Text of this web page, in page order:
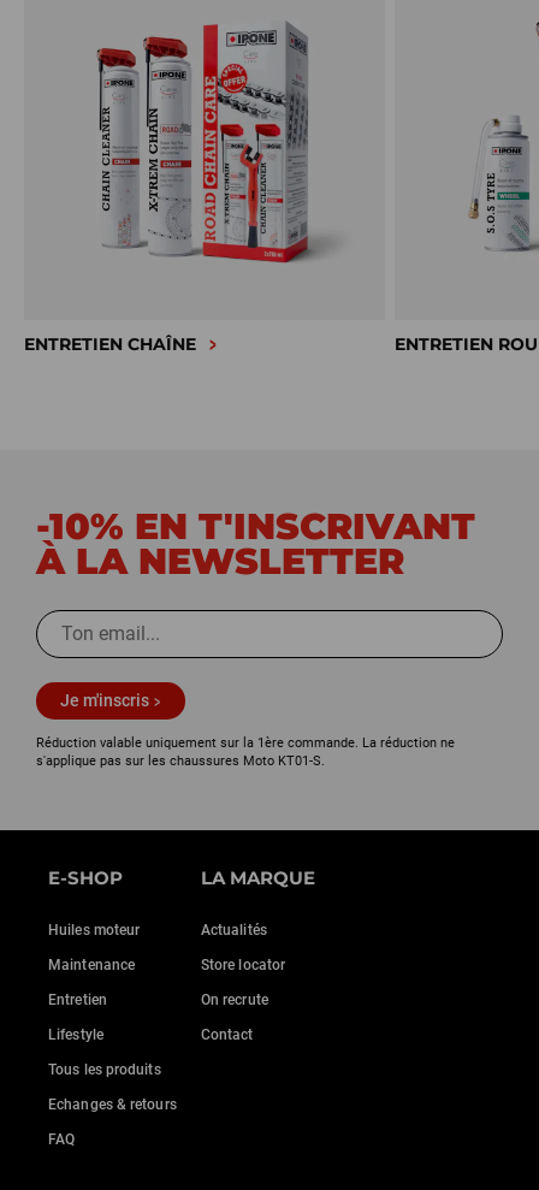
ENTRETIEN CHAÎNE ENTRETIEN
-10% EN T'INSCRIVANT
À LA NEWSLETTER
Je m'inscris
Réduction valable uniquement sur la 1ère commande. La réduction ne
s'applique pas sur les chaussures Moto KT01-S.
E-SHOP
Huiles moteur
Maintenance
Entretien
Lifestyle
Tous les produits
Echanges & retours
FAQ
LA MARQUE
Actualités
Store locator
On recrute
Contact